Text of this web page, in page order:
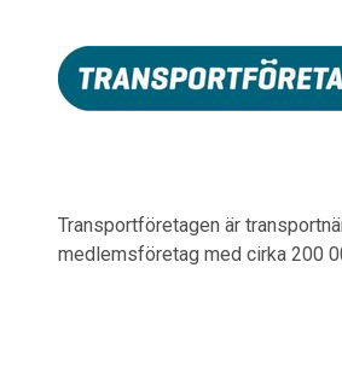
Transportföretagen är
medlemsföretag med cirka 200